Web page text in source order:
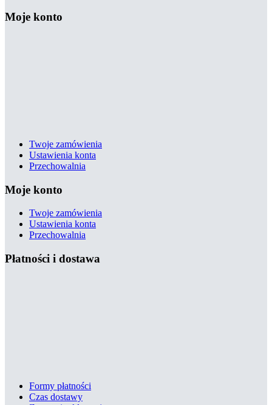
Moje konto
Twoje zamówienia
Ustawienia konta
Przechowalnia
Moje konto
Twoje zamówienia
Ustawienia konta
Przechowalnia
Płatności i dostawa
Formy płatności
Czas dostawy